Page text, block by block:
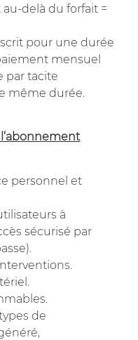
delà du forfait =
pour une durée
mensuel
par tacite
même durée.
personnel et
à
sécurisé par
de